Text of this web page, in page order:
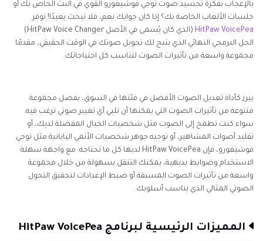
بالإعجاب بفكرة تجسيد صوت توجي فوشيغورو القوي في البث الخاص بك أو
جلسات الألعاب الخاصة بك؟ إذا كان جوابك نعم، فلا تبحث بعيدًا! توفر
HitPaw VoicePea
(الذي كان يُسمى في الأصل HitPaw Voice Changer)
الحل البرمجي النهائي الذي يتيح لك تحويل صوتك في الوقت الحقيقي، مقدمًا
مجموعة واسعة من تأثيرات الصوت لتناسب كل احتياجاتك.
يبرز كأداة تعديل الصوت الأفضل في فئتها في السوق، بفضل مجموعة
متنوعة من تأثيرات الصوت التي يمكنها أن تلبي أي تغيير صوتي ترغب فيه.
سواء كنت تطمح إلى الصوت مثل شخصيات الخيال المفضلة لديك، أو
تقليد أصوات المشاهير، أو توجيه جوهر شخصيات الأنمي اليابانية مثل توجي
فوشيغورو، فإن HitPaw VoicePea لديها كل ما تحتاجه. مع واجهة سهلة
الاستخدام وضوابط بديهية، يمكنك التنقل بسهولة من خلال مجموعة
واسعة من تأثيرات الصوت المسبقة أو ضبط الإعدادات لتحقيق التحول
الصوتي المثالي الذي يناسب أسلوبك.
المميزات الرئيسية لبرنامج HitPaw VoicePea